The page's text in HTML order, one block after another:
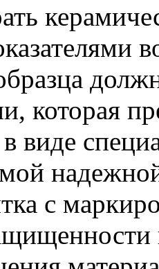
которая
виде
с